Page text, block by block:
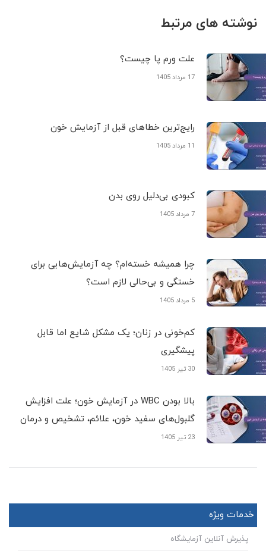
نوشته های مرتبط
علت ورم پا چیست؟
17 مرداد 1405
رایج‌ترین خطاهای قبل از آزمایش خون
11 مرداد 1405
کبودی‌ بی‌دلیل روی بدن
7 مرداد 1405
چرا همیشه خسته‌ام؟ چه آزمایش‌هایی برای
خستگی و بی‌حالی لازم است؟
5 مرداد 1405
کم‌خونی در زنان؛ یک مشکل شایع اما قابل
پیشگیری
30 تیر 1405
بالا بودن WBC در آزمایش خون؛ علت افزایش
گلبول‌های سفید خون، علائم، تشخیص و درمان
23 تیر 1405
خدمات ویژه
پذیرش آنلاین آزمایشگاه